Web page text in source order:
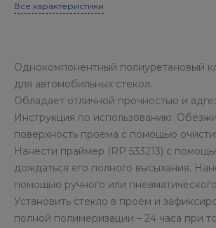
Все характеристики
Однокомпонентный полиуретановый
для автомобильных стекол.
Обладает отличной прочностью и
Инструкция по использованию:
поверхность проема с помощью
Нанести праймер (RP 533213) с
дождаться его полного высыхания.
помощью ручного или
Установить стекло в проем и
полной полимеризации – 24 часа при